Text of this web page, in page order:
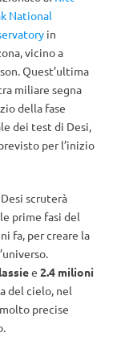
National
in
vicino a
Quest’ultima
miliare segna
della fase
dei test di Desi,
per l’inizio
scruterà
prime fasi del
fa, per creare la
e 2.4 milioni
del cielo, nel
precise